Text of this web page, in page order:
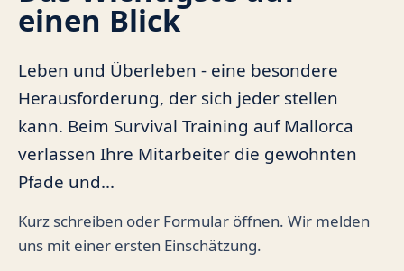
einen Blick
Leben und Überleben - eine besondere
Herausforderung, der sich jeder stellen
kann. Beim Survival Training auf Mallorca
verlassen Ihre Mitarbeiter die gewohnten
Pfade und...
Kurz schreiben oder Formular öffnen. Wir melden
uns mit einer ersten Einschätzung.